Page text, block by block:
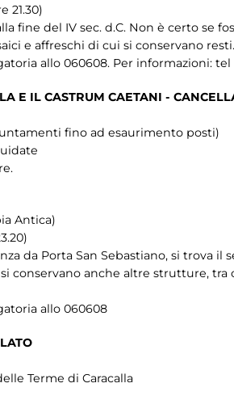
21.30)
fine del IV sec. d.C. Non è certo
e affreschi di cui si conservano resti.
allo 060608. Per informazioni: tel
E IL CASTRUM CAETANI -
fino ad esaurimento posti)
Antica)
da Porta San Sebastiano, si trova
si conservano anche altre strutture,
allo 060608
Terme di Caracalla